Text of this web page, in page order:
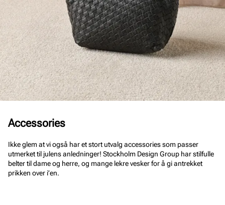
Accessories
Ikke glem at vi også har et stort utvalg accessories som passer
utmerket til julens anledninger! Stockholm Design Group har stilfulle
belter til dame og herre, og mange lekre vesker for å gi antrekket
prikken over i’en.